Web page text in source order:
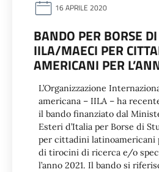
16 APRILE 2020
BANDO PER BORSE
IILA/MAECI PER
AMERICANI PER
L’Organizzazione
americana – IILA – ha
il bando finanziato dal
Esteri d’Italia per Borse di
per cittadini latinoamericani
di tirocini di ricerca e/o
l’anno 2021. Il bando si